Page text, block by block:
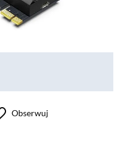
Obserwuj